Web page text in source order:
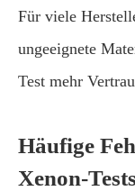
Für viele
ungeeignete
Test mehr
Häufige
Xenon-